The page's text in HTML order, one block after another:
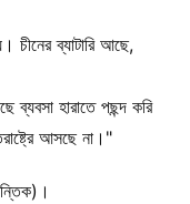
চীনের ব্যাটারি আছে,
ব্যবসা হারাতে পছন্দ করি
আসছে না।"